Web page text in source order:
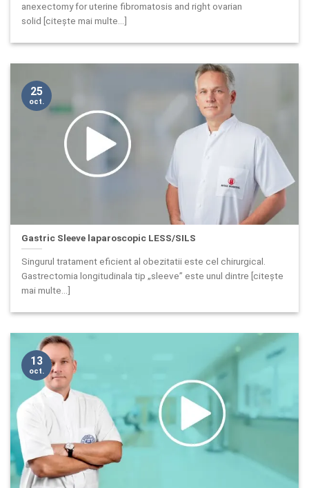
anexectomy for uterine fibromatosis and right ovarian
solid [citește mai multe...]
Gastric Sleeve laparoscopic LESS/SILS
Singurul tratament eficient al obezitatii este cel chirurgical.
Gastrectomia longitudinala tip „sleeve” este unul dintre [citește
mai multe...]
25
oct.
13
oct.